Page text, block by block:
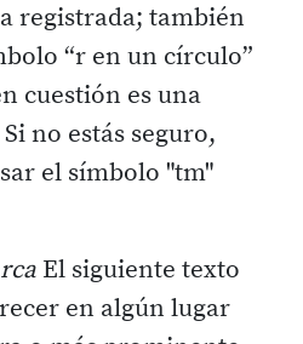
registrada; también
“r en un círculo”
cuestión es una
no estás seguro,
el símbolo "tm"
El siguiente texto
en algún lugar